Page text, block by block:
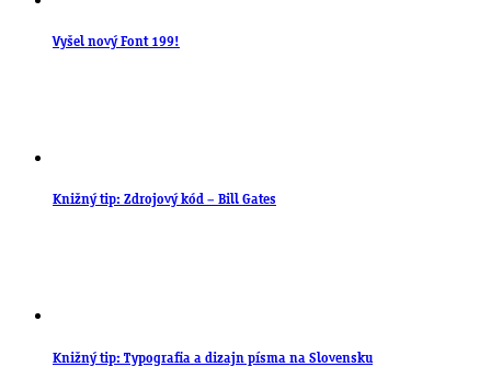
Vyšel nový Font 199!
Knižný tip: Zdrojový kód – Bill Gates
Knižný tip: Typografia a dizajn písma na Slovensku